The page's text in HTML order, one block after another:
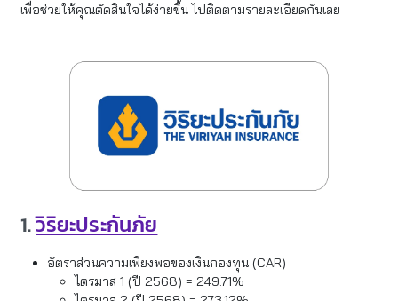
เพื่อช่วยให้คุณตัดสินใจได้ง่ายขึ้น ไปติดตามรายละเอียดกันเลย
1.วิริยะประกันภัย
อัตราส่วนความเพียงพอของเงินกองทุน (CAR)
ไตรมาส 1 (ปี 2568) = 249.71%